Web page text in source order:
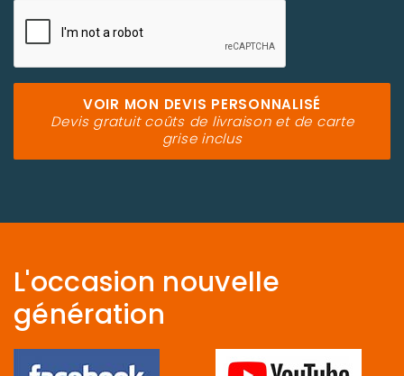
VOIR MON DEVIS PERSONNALISÉ
Devis gratuit coûts de livraison et de carte
grise inclus
L'occasion nouvelle
génération